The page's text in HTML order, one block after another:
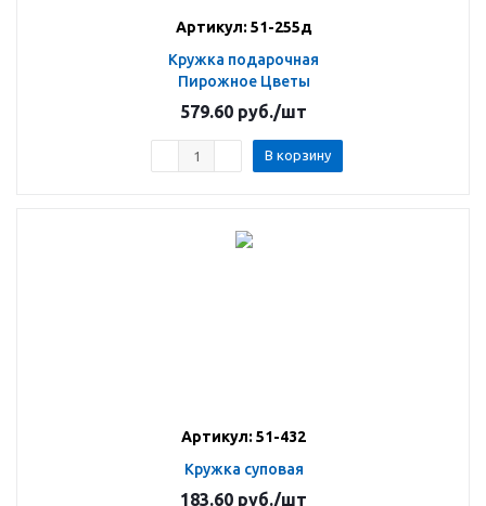
Артикул: 51-255д
Кружка подарочная
Пирожное Цветы
579.60 руб./шт
В корзину
Артикул: 51-432
Кружка суповая
183.60 руб./шт